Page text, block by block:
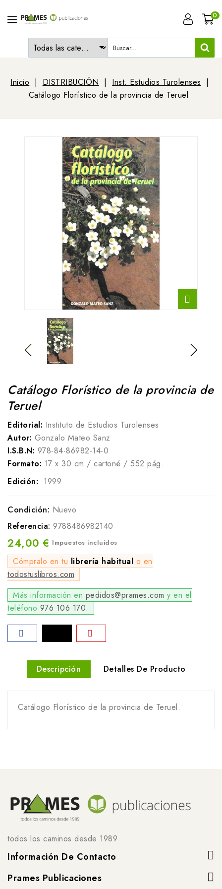
0
Inicio DISTRIBUCIÓN
Inst. Estudios Turolenses
Catálogo Florístico de la provincia de Teruel
Catálogo Florístico de la provincia de
Teruel
Editorial: Instituto de Estudios Turolenses
Autor: Gonzalo Mateo Sanz
I.S.B.N: 978-84-86982-14-0
Formato: 17 x 30 cm / cartoné / 552 pág.
Edición: 1999
Condición: Nuevo
Referencia: 9788486982140
24,00 € Impuestos incluidos
Cómpralo en tu librería habitual o en
todostuslibros.com
Más información en pedidos@prames.com y en el
teléfono 976 106 170.
Descripción Detalles De Producto
Catálogo Florístico de la provincia de Teruel.
todos los caminos desde 1989
Información De Contacto
Prames Publicaciones